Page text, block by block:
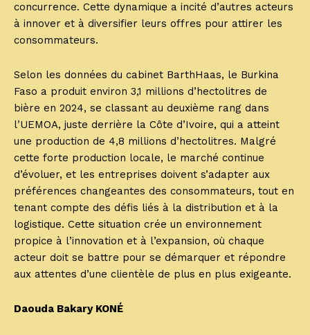
concurrence. Cette dynamique a incité d’autres acteurs
à innover et à diversifier leurs offres pour attirer les
consommateurs.
Selon les données du cabinet BarthHaas, le Burkina
Faso a produit environ 3,1 millions d’hectolitres de
bière en 2024, se classant au deuxième rang dans
l’UEMOA, juste derrière la Côte d’Ivoire, qui a atteint
une production de 4,8 millions d’hectolitres. Malgré
cette forte production locale, le marché continue
d’évoluer, et les entreprises doivent s’adapter aux
préférences changeantes des consommateurs, tout en
tenant compte des défis liés à la distribution et à la
logistique. Cette situation crée un environnement
propice à l’innovation et à l’expansion, où chaque
acteur doit se battre pour se démarquer et répondre
aux attentes d’une clientèle de plus en plus exigeante.
Daouda Bakary KONÉ